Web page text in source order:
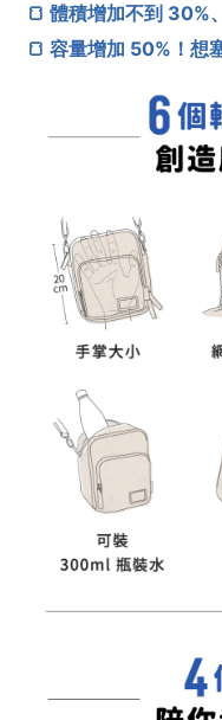
🍞 體積增加不到 30%
🍞 容量增加 50%！想